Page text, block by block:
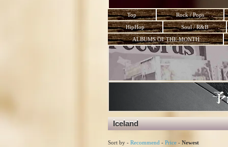
Top
Rock / Pops
HipHop
Soul / R&B
ALBUMS OF THE MONTH
Iceland
Sort by - Recommend - Price - Newest